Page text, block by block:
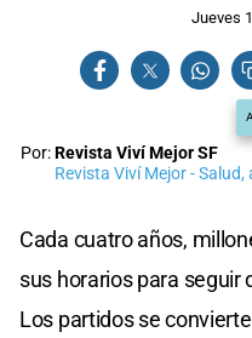
Jueves
Por:Revista Viví Mejor SF
Revista Viví Mejor -
Cada cuatro años,
sus horarios para seguir
Los partidos se